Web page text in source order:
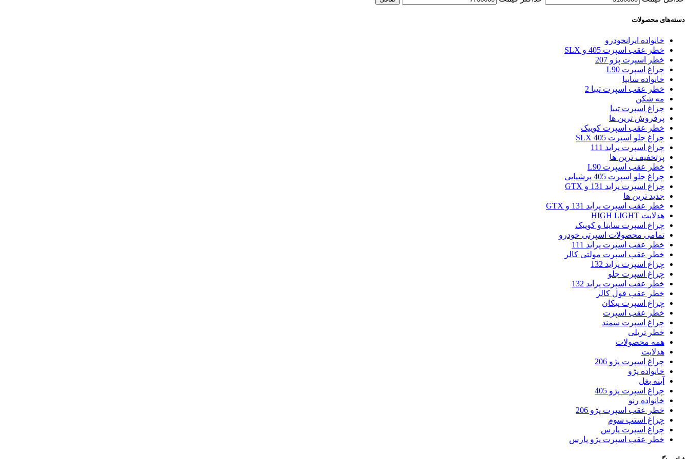
دسته‌های محصولات
خانواده ایرانخودرو
خطر عقب اسپرت 405 و SLX
خطر اسپرت پژو 207
چراغ اسپرت L90
خانواده سایپا
خطر عقب اسپرت تیبا 2
مه شکن
چراغ اسپرت تیبا
پرفروش ترین ها
خطر عقب اسپرت کوییک
چراغ جلو اسپرت 405 SLX
چراغ اسپرت پراید 111
پرتخفیف ترین ها
خطر عقب اسپرت L90
چراغ جلو اسپرت 405 پرشیایی
چراغ اسپرت پراید 131 و GTX
جدید ترین ها
خطر عقب اسپرت پراید 131 و GTX
هدلایت HIGH LIGHT
چراغ اسپرت ساینا و کوییک
تمامی محصولات اسپرتی خودرو
خطر عقب اسپرت پراید 111
خطر عقب اسپرت مولتی کالر
چراغ اسپرت پراید 132
چراغ اسپرت جلو
خطر عقب اسپرت پراید 132
خطر عقب فول کالر
چراغ اسپرت پیکان
خطر عقب اسپرت
چراغ اسپرت سمند
خطر تریلی
همه محصولات
هدلایت
چراغ اسپرت پژو 206
خانواده پژو
آینه بغل
چراغ اسپرت پژو 405
خانواده رنو
خطر عقب اسپرت پژو 206
چراغ استپ سوم
چراغ اسپرت پارس
خطر عقب اسپرت پژو پارس